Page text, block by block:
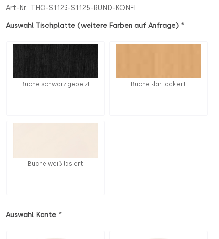
Art-Nr.: THO-S1123-S1125-RUND-KONFI
Auswahl Tischplatte (weitere Farben auf Anfrage) *
Buche schwarz gebeizt Buche klar lackiert
Buche weiß lasiert
Auswahl Kante *